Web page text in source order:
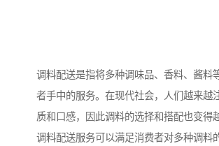
调料配送是指将多种调味品、香料、酱料
者手中的服务。在现代社会，人们越来越
质和口感，因此调料的选择和搭配也变得
调料配送服务可以满足消费者对多种调料